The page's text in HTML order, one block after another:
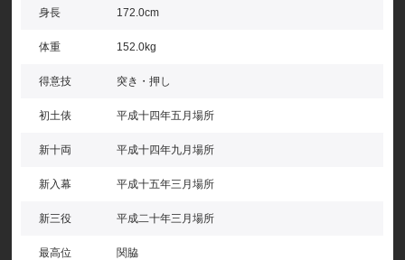
身長 172.0cm
体重 152.0kg
得意技 突き・押し
初土俵 平成十四年五月場所
新十両 平成十四年九月場所
新入幕 平成十五年三月場所
新三役 平成二十年三月場所
最高位 関脇